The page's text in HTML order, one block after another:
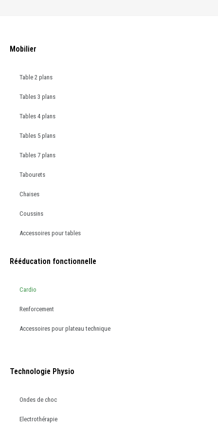
Mobilier
Table 2 plans
Tables 3 plans
Tables 4 plans
Tables 5 plans
Tables 7 plans
Tabourets
Chaises
Coussins
Accessoires pour tables
Rééducation fonctionnelle
Cardio
Renforcement
Accessoires pour plateau technique
Technologie Physio
Ondes de choc
Electrothérapie